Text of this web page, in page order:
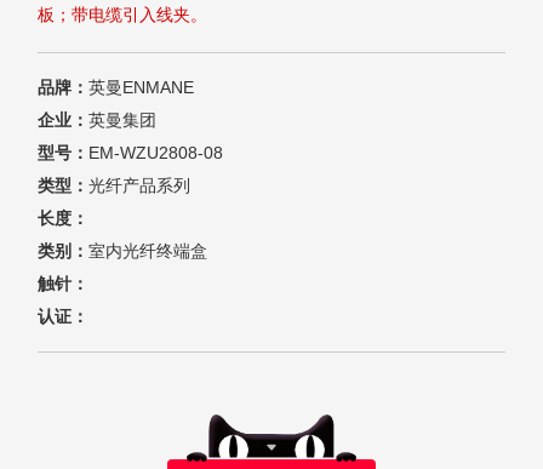
板；带电缆引入线夹。
品牌：英曼ENMANE
企业：英曼集团
型号： EM-WZU2808-08
类型：光纤产品系列
长度：
类别：室内光纤终端盒
触针：
认证：